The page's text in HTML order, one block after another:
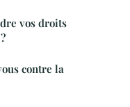
vos droits
contre la